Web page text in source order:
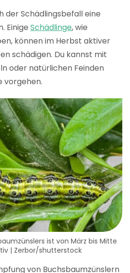
der Schädlingsbefall eine
Einige Schädlinge, wie
können im Herbst aktiver
schädigen. Du kannst mit
oder natürlichen Feinden
vorgehen.
ist von März bis Mitte
| Zerbor/shutterstock
von Buchsbaumzünslern